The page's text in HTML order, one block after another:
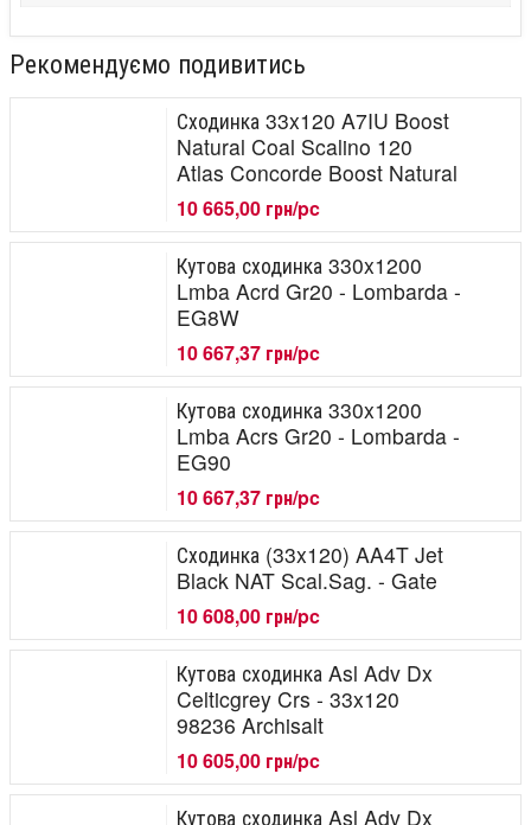
Рекомендуємо подивитись
Сходинка 33x120 A7IU Boost
Natural Coal Scalino 120
Atlas Concorde Boost Natural
10 665,00 грн/pc
Кутова сходинка 330x1200
Lmba Acrd Gr20 - Lombarda -
EG8W
10 667,37 грн/pc
Кутова сходинка 330x1200
Lmba Acrs Gr20 - Lombarda -
EG90
10 667,37 грн/pc
Сходинка (33x120) AA4T Jet
Black NAT Scal.Sag. - Gate
10 608,00 грн/pc
Кутова сходинка Asl Adv Dx
Celticgrey Crs - 33x120
98236 Archisalt
10 605,00 грн/pc
Кутова сходинка Asl Adv Dx